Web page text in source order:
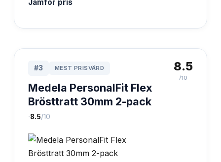
Jämför pris
#3 MEST PRISVÄRD
Medela PersonalFit Flex
Brösttratt 30mm 2-pack
·8.5/10
8.5
/10